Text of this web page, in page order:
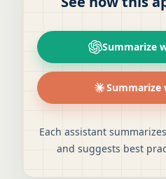
Summarize
Summarize
Each assistant
and suggests best